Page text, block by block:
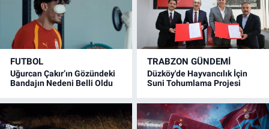
FUTBOL
Uğurcan Çakır’ın Gözündeki
Bandajın Nedeni Belli Oldu
TRABZON GÜNDEMİ
Düzköy'de Hayvancılık İçin
Suni Tohumlama Projesi